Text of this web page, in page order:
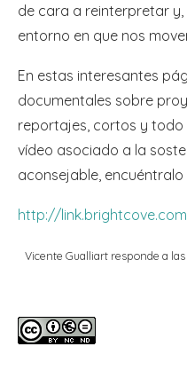
de cara a reinterpretar
entorno en que nos
En estas interesantes
documentales sobre
reportajes, cortos y
vídeo asociado a la
aconsejable, encuéntralo
http://
Vicente Gualliart responde a